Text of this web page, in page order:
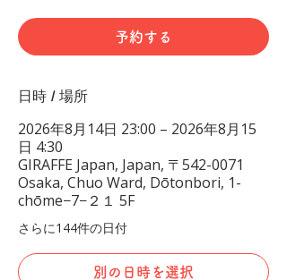
予約する
日時 / 場所
2026年8月14日 23:00 – 2026年8月15
日 4:30
GIRAFFE Japan, Japan, 〒542-0071
Osaka, Chuo Ward, Dōtonbori, 1-
chōme−7−２１ 5F
さらに144件の日付
別の日時を選択